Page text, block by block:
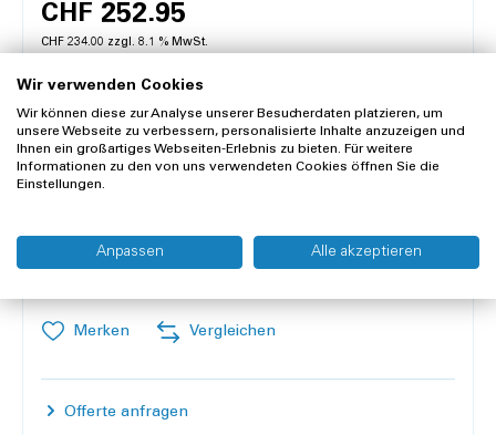
CHF 252.95
CHF 234.00 zzgl. 8.1 % MwSt.
Voraussichtliches Lieferdatum: Fr, 21.08.2026
Inhalt:1 Stück
In den Warenkorb
Merken Vergleichen
Offerte anfragen
Wir verwenden Cookies
Wir können diese zur Analyse unserer Besucherdaten platzieren, um
unsere Webseite zu verbessern, personalisierte Inhalte anzuzeigen und
Ihnen ein großartiges Webseiten-Erlebnis zu bieten. Für weitere
Informationen zu den von uns verwendeten Cookies öffnen Sie die
Einstellungen.
Anpassen Alle akzeptieren